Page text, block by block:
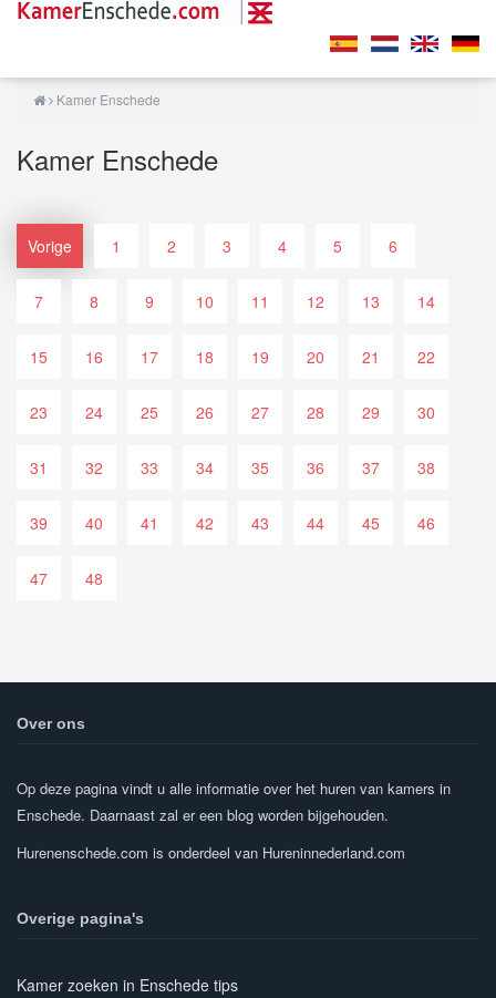
Kamer Enschede
Kamer Enschede
Vorige 1 2 3 4 5 6
7 8 9 10 11 12 13 14
15 16 17 18 19 20 21 22
23 24 25 26 27 28 29 30
31 32 33 34 35 36 37 38
39 40 41 42 43 44 45 46
47 48
Over ons
Op deze pagina vindt u alle informatie over het huren van kamers in
Enschede. Daarnaast zal er een blog worden bijgehouden.
Hurenenschede.com is onderdeel van Hureninnederland.com
Overige pagina's
Kamer zoeken in Enschede tips